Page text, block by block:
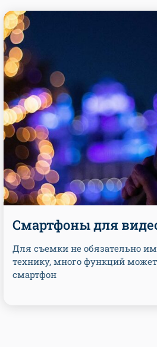
Смартфоны для
Для съемки не обязательно
технику, много функций
смартфон